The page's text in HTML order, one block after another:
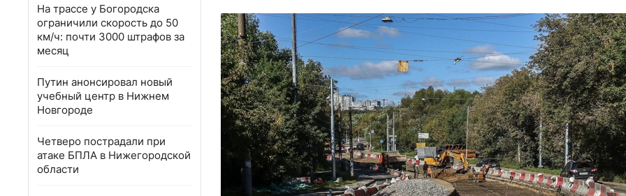
На трассе у Богородска
ограничили скорость до 50
км/ч: почти 3000 штрафов за
месяц
Путин анонсировал новый
учебный центр в Нижнем
Новгороде
Четверо пострадали при
атаке БПЛА в Нижегородской
области